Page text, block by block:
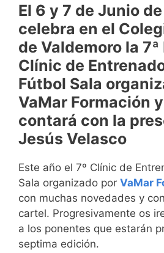
El 6 y 7 de Junio
celebra en el
de Valdemoro la
Clínic de
Fútbol Sala
VaMar Formación
contará con la
Jesús Velasco
Este año el 7º Clínic de
Sala organizado por VaMar
con muchas novedades y
cartel. Progresivamente os
a los ponentes que estarán
septima edición.